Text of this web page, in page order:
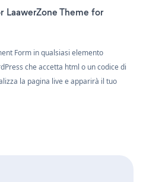
Theme for
Form in qualsiasi elemento
che accetta html o un codice di
la pagina live e apparirà il tuo